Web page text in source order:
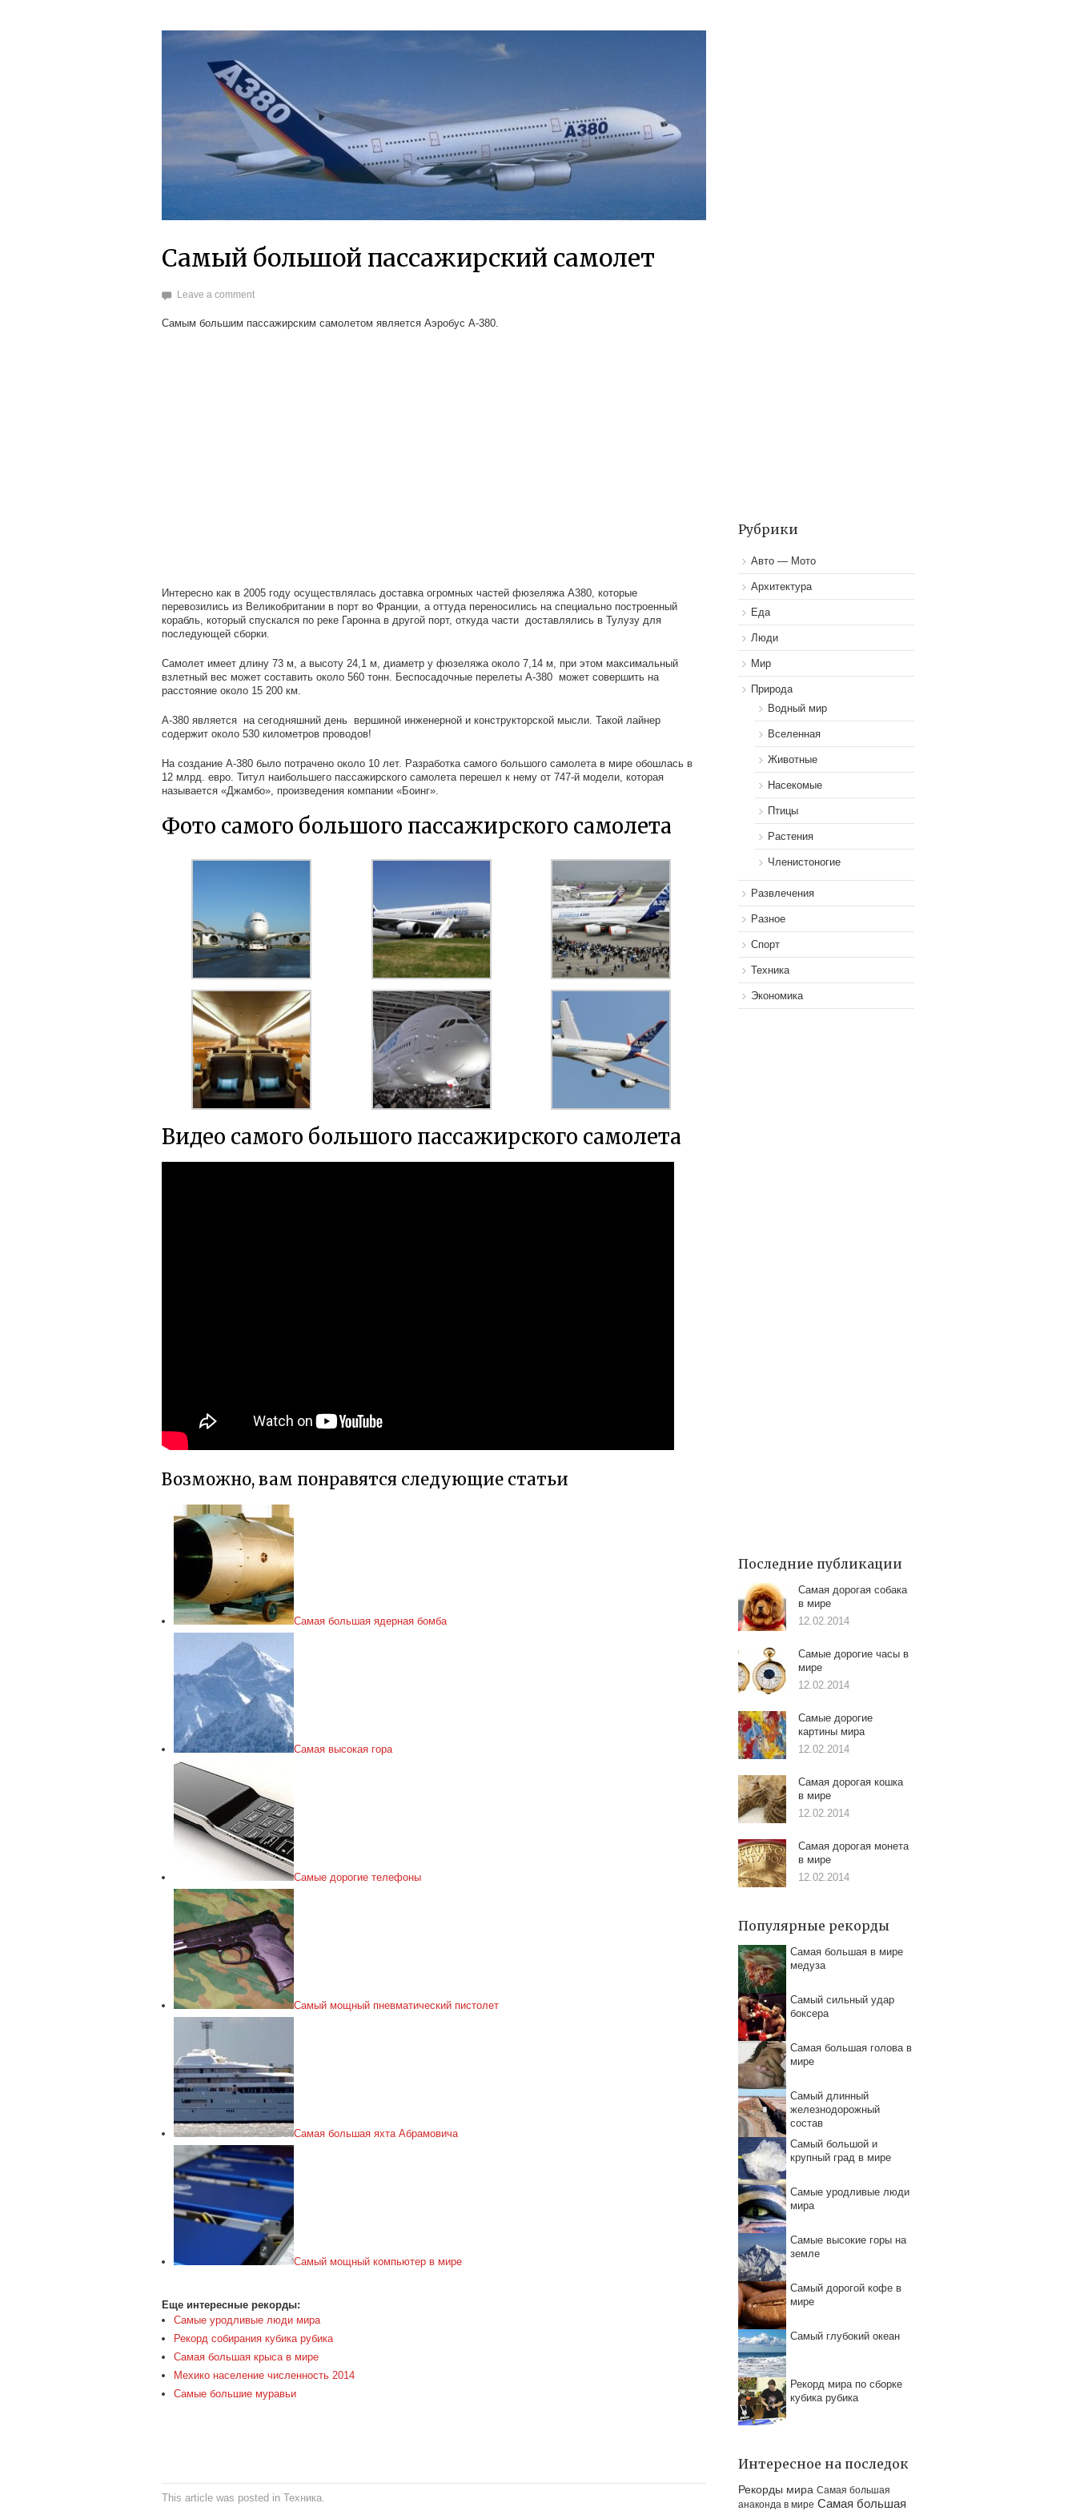
Самый большой пассажирский самолет
Leave a comment
Самым большим пассажирским самолетом является Аэробус А-380.
Интересно как в 2005 году осуществлялась доставка огромных частей фюзеляжа A380, которые
перевозились из Великобритании в порт во Франции, а оттуда переносились на специально построенный
корабль, который спускался по реке Гаронна в другой порт, откуда части доставлялись в Тулузу для
последующей сборки.
Самолет имеет длину 73 м, а высоту 24,1 м, диаметр у фюзеляжа около 7,14 м, при этом максимальный
взлетный вес может составить около 560 тонн. Беспосадочные перелеты А-380 может совершить на
расстояние около 15 200 км.
А-380 является на сегодняшний день вершиной инженерной и конструкторской мысли. Такой лайнер
содержит около 530 километров проводов!
На создание А-380 было потрачено около 10 лет. Разработка самого большого самолета в мире обошлась в
12 млрд. евро. Титул наибольшего пассажирского самолета перешел к нему от 747-й модели, которая
называется «Джамбо», произведения компании «Боинг».
Фото самого большого пассажирского самолета
Видео самого большого пассажирского самолета
Возможно, вам понравятся следующие статьи
Самая большая ядерная бомба
Самая высокая гора
Самые дорогие телефоны
Самый мощный пневматический пистолет
Самая большая яхта Абрамовича
Самый мощный компьютер в мире
Еще интересные рекорды:
Самые уродливые люди мира
Рекорд собирания кубика рубика
Самая большая крыса в мире
Мехико население численность 2014
Самые большие муравьи
This article was posted in Техника.
Рубрики
Авто — Мото
Архитектура
Еда
Люди
Мир
Природа
Водный мир
Вселенная
Животные
Насекомые
Птицы
Растения
Членистоногие
Развлечения
Разное
Спорт
Техника
Экономика
Последние публикации
Самая дорогая собака
в мире
12.02.2014
Самые дорогие часы в
мире
12.02.2014
Самые дорогие
картины мира
12.02.2014
Самая дорогая кошка
в мире
12.02.2014
Самая дорогая монета
в мире
12.02.2014
Популярные рекорды
Самая большая в мире
медуза
Самый сильный удар
боксера
Самая большая голова в
мире
Самый длинный
железнодорожный
состав
Самый большой и
крупный град в мире
Самые уродливые люди
мира
Самые высокие горы на
земле
Самый дорогой кофе в
мире
Самый глубокий океан
Рекорд мира по сборке
кубика рубика
Интересное на последок
Рекорды мира Самая большая
анаконда в мире Самая большая